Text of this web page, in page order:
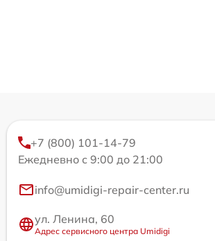
+7 (800) 101-14-79
Ежедневно с 9:00 до 21:00
info@umidigi-repair-center.ru
ул. Ленина, 60
Адрес сервисного центра Umidigi